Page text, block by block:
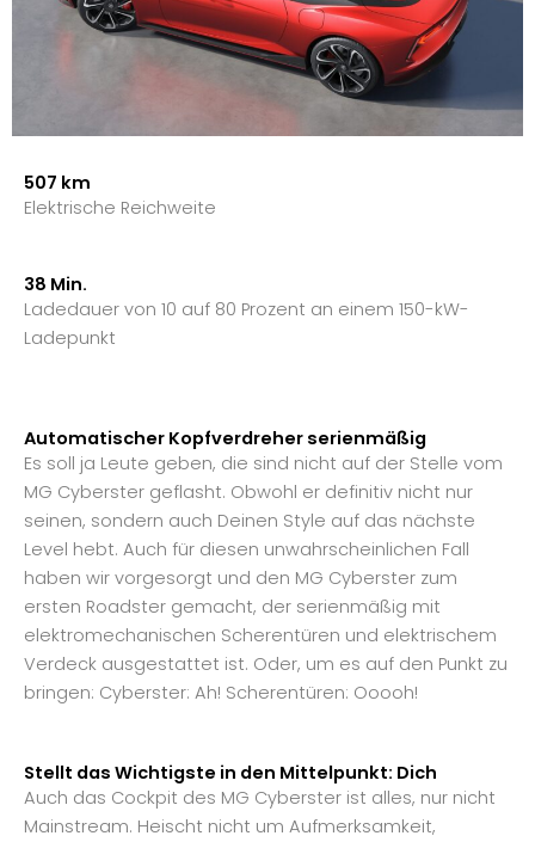
507 km
Elektrische Reichweite
38 Min.
Ladedauer von 10 auf 80 Prozent an einem 150-kW-
Ladepunkt
Automatischer Kopfverdreher serienmäßig
Es soll ja Leute geben, die sind nicht auf der Stelle vom
MG Cyberster geflasht. Obwohl er definitiv nicht nur
seinen, sondern auch Deinen Style auf das nächste
Level hebt. Auch für diesen unwahrscheinlichen Fall
haben wir vorgesorgt und den MG Cyberster zum
ersten Roadster gemacht, der serienmäßig mit
elektromechanischen Scherentüren und elektrischem
Verdeck ausgestattet ist. Oder, um es auf den Punkt zu
bringen: Cyberster: Ah! Scherentüren: Ooooh!
Stellt das Wichtigste in den Mittelpunkt: Dich
Auch das Cockpit des MG Cyberster ist alles, nur nicht
Mainstream. Heischt nicht um Aufmerksamkeit,